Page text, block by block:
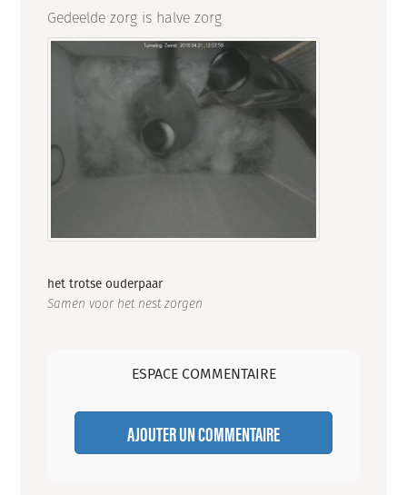
Gedeelde zorg is halve zorg
het trotse ouderpaar
Samen voor het nest zorgen
ESPACE COMMENTAIRE
AJOUTER UN COMMENTAIRE